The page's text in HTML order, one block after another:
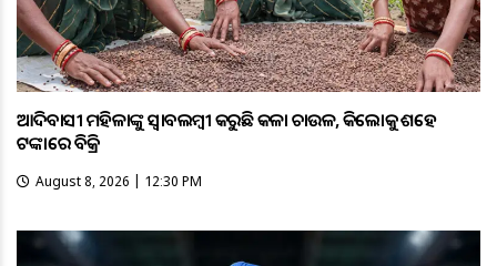
ଆଦିବାସୀ ମହିଳାଙ୍କୁ ସ୍ଵାବଲମ୍ଵୀ କରୁଛି କଳା ଚାଉଳ, କିଲୋକୁ ଶହେ
ଟଙ୍କାରେ ବିକ୍ରି
August 8, 2026 | 12:30 PM